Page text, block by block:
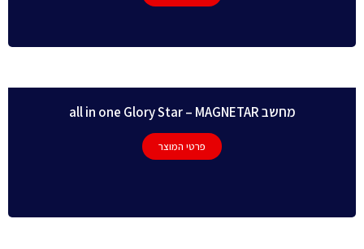
מחשב all in one Glory Star – MAGNETAR
פרטי המוצר